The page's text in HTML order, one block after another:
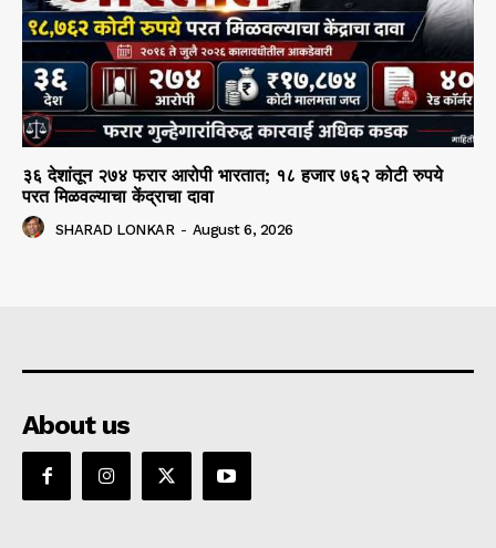
३६ देशांतून २७४ फरार आरोपी भारतात; १८ हजार ७६२ कोटी रुपये
परत मिळवल्याचा केंद्राचा दावा
SHARAD LONKAR - August 6, 2026
About us